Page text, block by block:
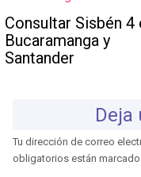
Consultar Sisbén 4
Bucaramanga y
Santander
Deja
Tu dirección de correo
obligatorios están